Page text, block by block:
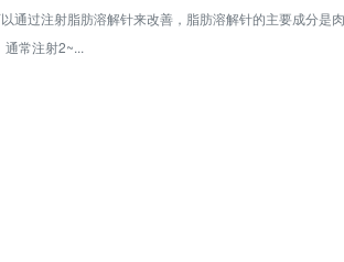
通过注射脂肪溶解针来改善，脂肪溶解针的主要成分是肉
常注射2~...